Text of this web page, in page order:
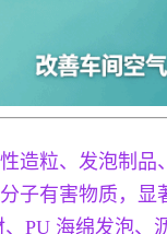
造粒、发泡制品
子有害物质，
PU 海绵发泡